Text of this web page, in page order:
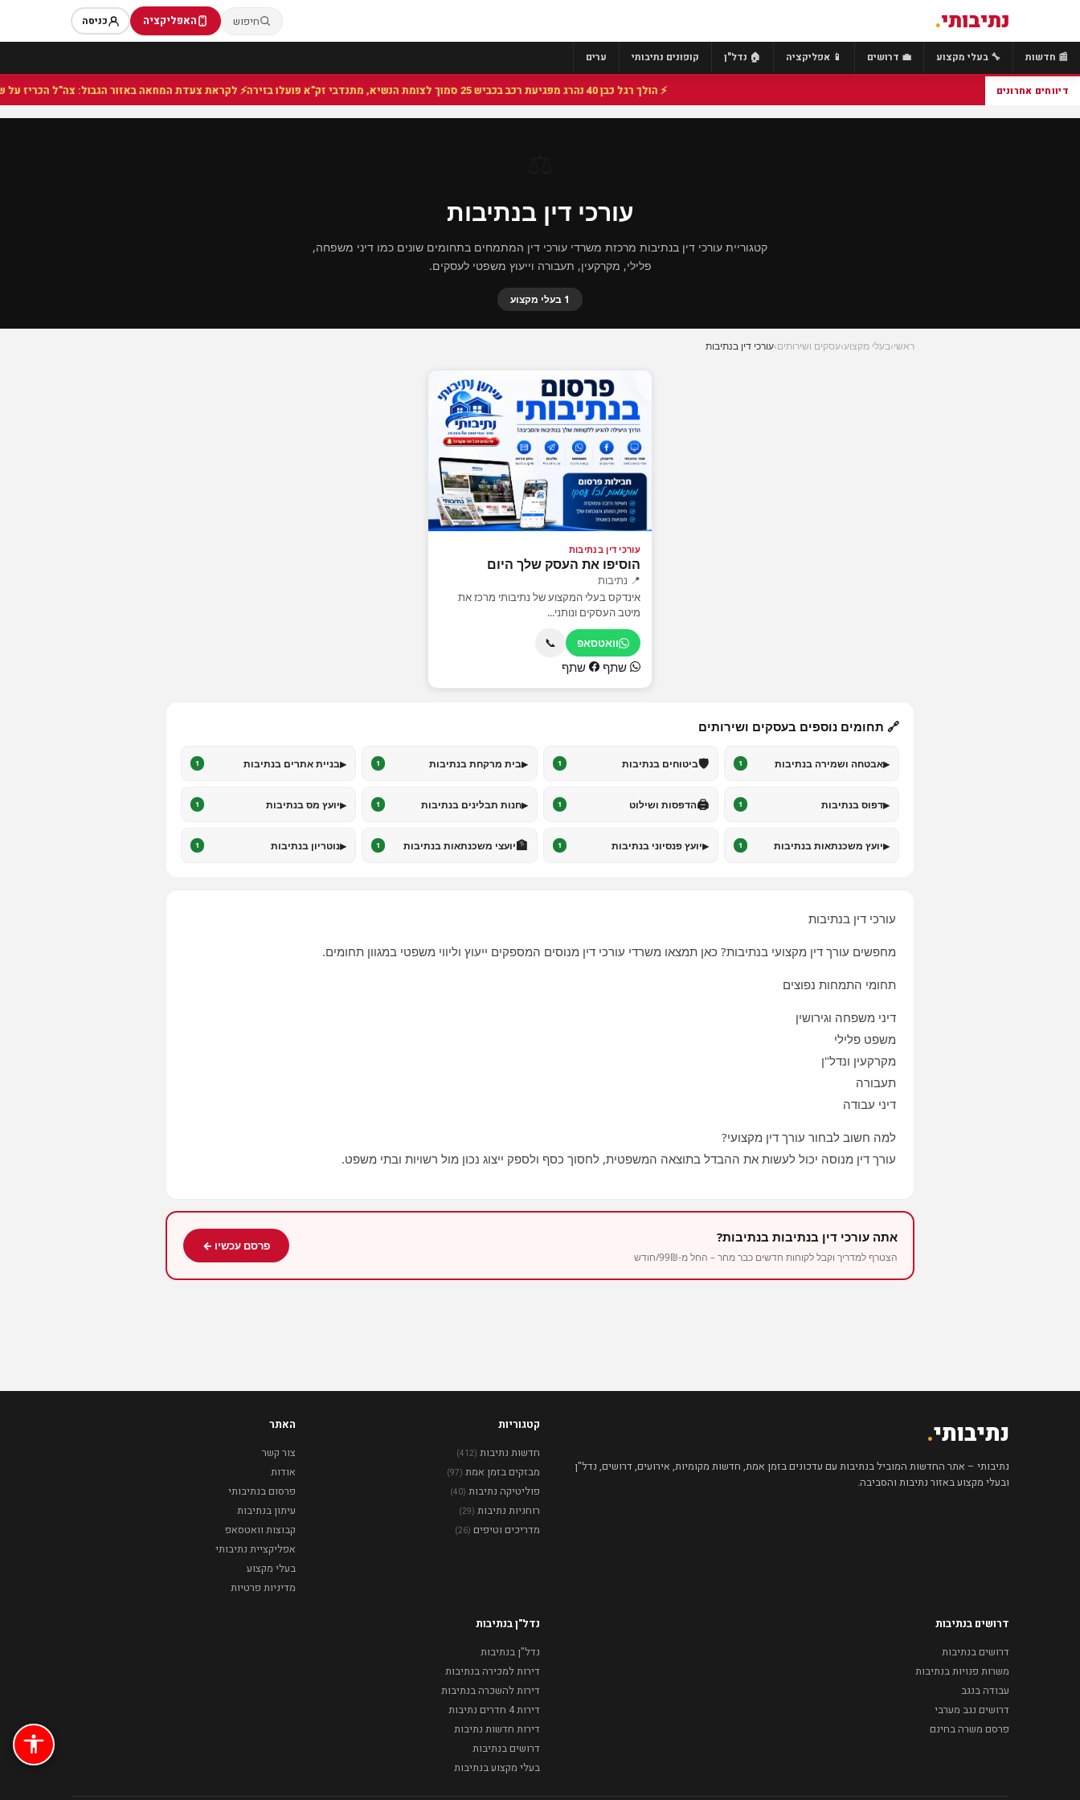
נתיבותי. חיפוש האפליקציה כניסה
📰 חדשות 🔧 בעלי מקצוע 💼 דרושים 📱 אפליקציה 🏠 נדל"ן קופונים נתיבותי ערים
דיווחים אחרונים ⚡ הולך רגל כבן 40 נהרג מפגיעת רכב בכביש 25 סמוך לצומת הנשיא, מתנדבי זק"א פועלו בזירה ⚡ לקראת צעדת המחאה באזור הגבול: צה"ל הכריז על
עורכי דין בנתיבות
קטגוריית עורכי דין בנתיבות מרכזת משרדי עורכי דין המתמחים בתחומים שונים כמו דיני משפחה,
פלילי, מקרקעין, תעבורה וייעוץ משפטי לעסקים.
1 בעלי מקצוע
ראשי›בעלי מקצוע›עסקים ושירותים›עורכי דין בנתיבות
עורכי דין בנתיבות
הוסיפו את העסק שלך היום
📍 נתיבות
אינדקס בעלי המקצוע של נתיבותי מרכז את
מיטב העסקים ונותני...
וואטסאפ 📞
שתף שתף
🔗 תחומים נוספים בעסקים ושירותים
▸אבטחה ושמירה בנתיבות 1
🛡️ביטוחים בנתיבות 1
▸בית מרקחת בנתיבות 1
▸בניית אתרים בנתיבות 1
▸דפוס בנתיבות 1
🖨️הדפסות ושילוט 1
▸חנות תבלינים בנתיבות 1
▸יועץ מס בנתיבות 1
▸יועץ משכנתאות בנתיבות 1
▸יועץ פנסיוני בנתיבות 1
🏦יועצי משכנתאות בנתיבות 1
▸נוטריון בנתיבות 1
עורכי דין בנתיבות
מחפשים עורך דין מקצועי בנתיבות? כאן תמצאו משרדי עורכי דין מנוסים המספקים ייעוץ וליווי משפטי במגוון תחומים.
תחומי התמחות נפוצים
דיני משפחה וגירושין
משפט פלילי
מקרקעין ונדל"ן
תעבורה
דיני עבודה
למה חשוב לבחור עורך דין מקצועי?
עורך דין מנוסה יכול לעשות את ההבדל בתוצאה המשפטית, לחסוך כסף ולספק ייצוג נכון מול רשויות ובתי משפט.
אתה עורכי דין בנתיבות בנתיבות?
הצטרף למדריך וקבל לקוחות חדשים כבר מחר – החל מ-99₪/חודש
פרסם עכשיו ←
נתיבותי.
נתיבותי – אתר החדשות המוביל בנתיבות עם עדכונים בזמן אמת, חדשות מקומיות, אירועים, דרושים, נדל"ן
ובעלי מקצוע באזור נתיבות והסביבה.
קטגוריות
חדשות נתיבות (412)
מבזקים בזמן אמת (97)
פוליטיקה נתיבות (40)
רוחניות נתיבות (29)
מדריכים וטיפים (26)
האתר
צור קשר
אודות
פרסום בנתיבותי
עיתון בנתיבות
קבוצות וואטסאפ
אפליקציית נתיבותי
בעלי מקצוע
מדיניות פרטיות
דרושים בנתיבות
דרושים בנתיבות
משרות פנויות בנתיבות
עבודה בנגב
דרושים נגב מערבי
פרסם משרה בחינם
נדל"ן בנתיבות
נדל"ן בנתיבות
דירות למכירה בנתיבות
דירות להשכרה בנתיבות
דירות 4 חדרים נתיבות
דירות חדשות נתיבות
דרושים בנתיבות
בעלי מקצוע בנתיבות